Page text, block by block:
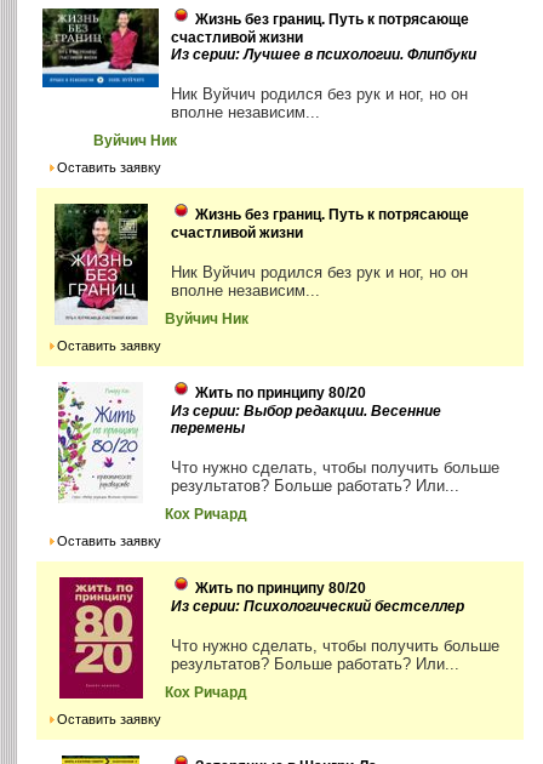
Жизнь без границ. Путь к потрясающе
счастливой жизни
Из серии: Лучшее в психологии. Флипбуки
Ник Вуйчич родился без рук и ног, но он
вполне независим...
Вуйчич Ник
Оставить заявку
Жизнь без границ. Путь к потрясающе
счастливой жизни
Ник Вуйчич родился без рук и ног, но он
вполне независим...
Вуйчич Ник
Оставить заявку
Жить по принципу 80/20
Из серии: Выбор редакции. Весенние
перемены
Что нужно сделать, чтобы получить больше
результатов? Больше работать? Или...
Кох Ричард
Оставить заявку
Жить по принципу 80/20
Из серии: Психологический бестселлер
Что нужно сделать, чтобы получить больше
результатов? Больше работать? Или...
Кох Ричард
Оставить заявку